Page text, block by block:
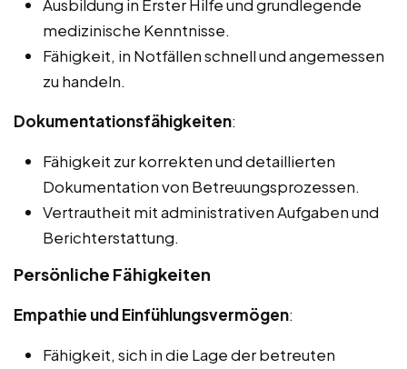
Ausbildung in Erster Hilfe und grundlegende
medizinische Kenntnisse.
Fähigkeit, in Notfällen schnell und angemessen
zu handeln.
Dokumentationsfähigkeiten:
Fähigkeit zur korrekten und detaillierten
Dokumentation von Betreuungsprozessen.
Vertrautheit mit administrativen Aufgaben und
Berichterstattung.
Persönliche Fähigkeiten
Empathie und Einfühlungsvermögen:
Fähigkeit, sich in die Lage der betreuten